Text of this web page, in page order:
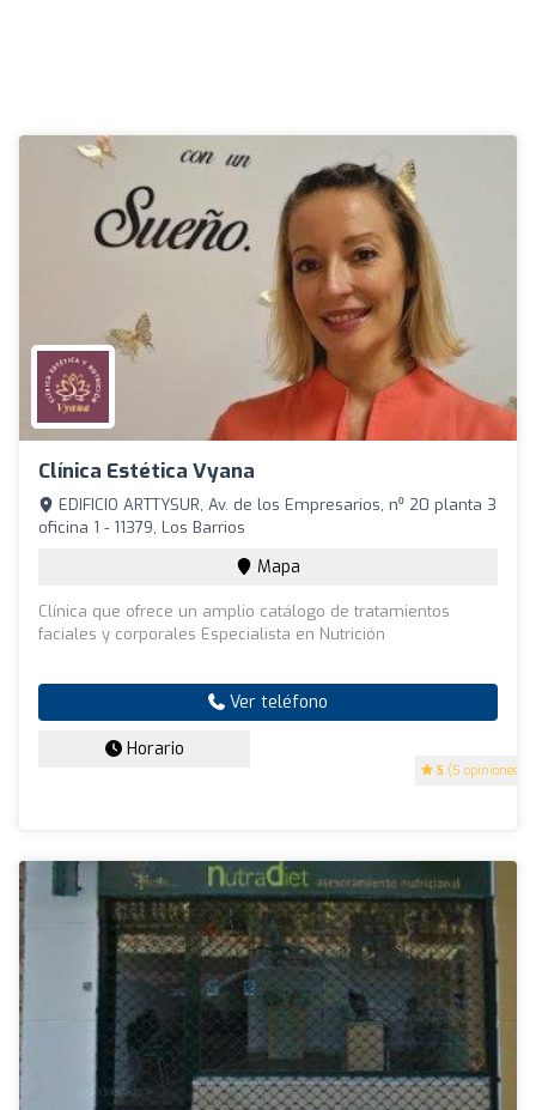
Clínica Estética Vyana
5 (5 opiniones)
EDIFICIO ARTTYSUR, Av. de los Empresarios, n⁰ 20 planta 3
oficina 1 - 11379, Los Barrios
Mapa
Clínica que ofrece un amplio catálogo de tratamientos
faciales y corporales Especialista en Nutrición
Ver teléfono
Horario